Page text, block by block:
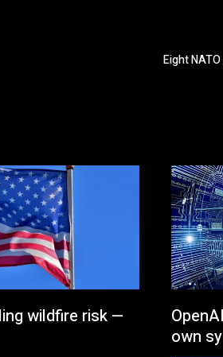
Eight
wildfire risk —
own